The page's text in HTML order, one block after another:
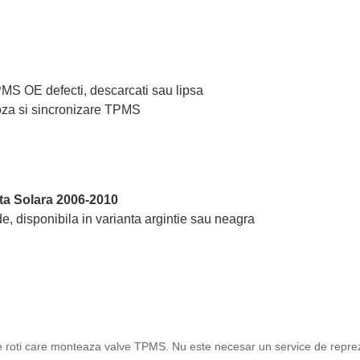
OE defecti, descarcati sau lipsa
si sincronizare TPMS
Solara 2006-2010
disponibila in varianta argintie sau neagra
care monteaza valve TPMS. Nu este necesar un service de